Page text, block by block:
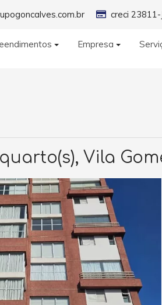
creci 23811-
Empresa
Vila